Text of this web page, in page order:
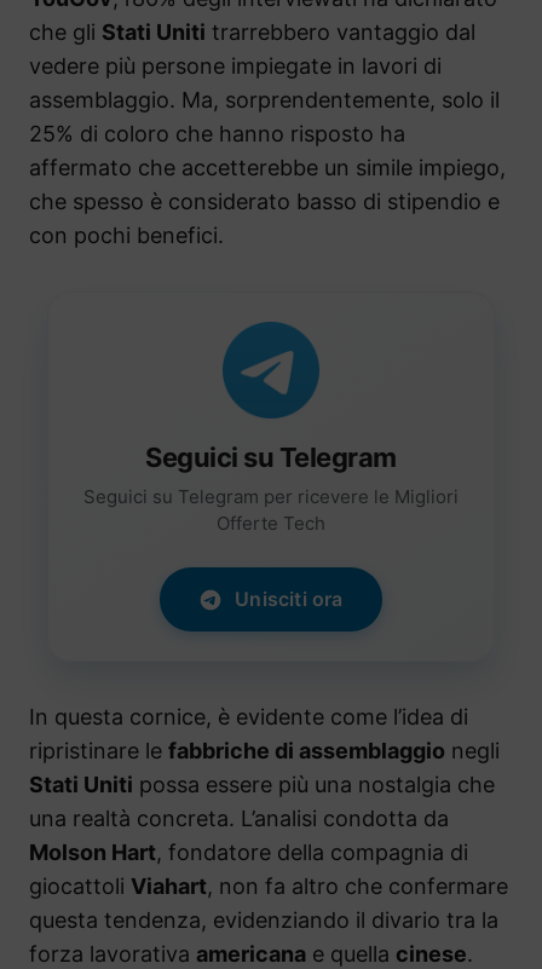
che gli Stati Uniti trarrebbero vantaggio dal
vedere più persone impiegate in lavori di
assemblaggio. Ma, sorprendentemente, solo il
25% di coloro che hanno risposto ha
affermato che accetterebbe un simile impiego,
che spesso è considerato basso di stipendio e
con pochi benefici.
Seguici su Telegram
Seguici su Telegram per ricevere le Migliori
Offerte Tech
Unisciti ora
In questa cornice, è evidente come l’idea di
ripristinare le fabbriche di assemblaggio negli
Stati Uniti possa essere più una nostalgia che
una realtà concreta. L’analisi condotta da
Molson Hart, fondatore della compagnia di
giocattoli Viahart, non fa altro che confermare
questa tendenza, evidenziando il divario tra la
forza lavorativa americana e quella cinese.